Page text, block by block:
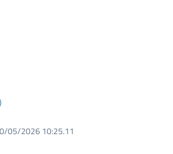
05/2026 10:25.11